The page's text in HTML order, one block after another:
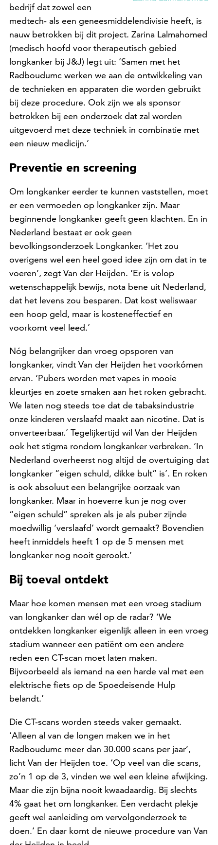
bedrijf dat zowel een
medtech- als een geneesmiddelendivisie heeft, is
nauw betrokken bij dit project. Zarina Lalmahomed
(medisch hoofd voor therapeutisch gebied
longkanker bij J&J) legt uit: ‘Samen met het
Radboudumc werken we aan de ontwikkeling van
de technieken en apparaten die worden gebruikt
bij deze procedure. Ook zijn we als sponsor
betrokken bij een onderzoek dat zal worden
uitgevoerd met deze techniek in combinatie met
een nieuw medicijn.’
Preventie en screening
Om longkanker eerder te kunnen vaststellen, moet
er een vermoeden op longkanker zijn. Maar
beginnende longkanker geeft geen klachten. En in
Nederland bestaat er ook geen
bevolkingsonderzoek Longkanker. ‘Het zou
overigens wel een heel goed idee zijn om dat in te
voeren’, zegt Van der Heijden. ‘Er is volop
wetenschappelijk bewijs, nota bene uit Nederland,
dat het levens zou besparen. Dat kost weliswaar
een hoop geld, maar is kosteneffectief en
voorkomt veel leed.’
Nóg belangrijker dan vroeg opsporen van
longkanker, vindt Van der Heijden het voorkómen
ervan. ‘Pubers worden met vapes in mooie
kleurtjes en zoete smaken aan het roken gebracht.
We laten nog steeds toe dat de tabaksindustrie
onze kinderen verslaafd maakt aan nicotine. Dat is
onverteerbaar.’ Tegelijkertijd wil Van der Heijden
ook het stigma rondom longkanker verbreken. ‘In
Nederland overheerst nog altijd de overtuiging dat
longkanker “eigen schuld, dikke bult” is’. En roken
is ook absoluut een belangrijke oorzaak van
longkanker. Maar in hoeverre kun je nog over
“eigen schuld” spreken als je als puber zijnde
moedwillig ‘verslaafd’ wordt gemaakt? Bovendien
heeft inmiddels heeft 1 op de 5 mensen met
longkanker nog nooit gerookt.’
Bij toeval ontdekt
Maar hoe komen mensen met een vroeg stadium
van longkanker dan wél op de radar? ‘We
ontdekken longkanker eigenlijk alleen in een vroeg
stadium wanneer een patiënt om een andere
reden een CT-scan moet laten maken.
Bijvoorbeeld als iemand na een harde val met een
elektrische fiets op de Spoedeisende Hulp
belandt.’
Die CT-scans worden steeds vaker gemaakt.
‘Alleen al van de longen maken we in het
Radboudumc meer dan 30.000 scans per jaar’,
licht Van der Heijden toe. ‘Op veel van die scans,
zo’n 1 op de 3, vinden we wel een kleine afwijking.
Maar die zijn bijna nooit kwaadaardig. Bij slechts
4% gaat het om longkanker. Een verdacht plekje
geeft wel aanleiding om vervolgonderzoek te
doen.’ En daar komt de nieuwe procedure van Van